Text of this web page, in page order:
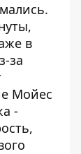
в
за
Мойес
-